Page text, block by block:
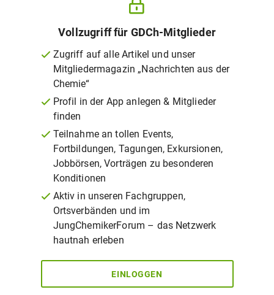
Vollzugriff für GDCh-Mitglieder
Zugriff auf alle Artikel und unser
Mitgliedermagazin „Nachrichten aus der
Chemie“
Profil in der App anlegen & Mitglieder
finden
Teilnahme an tollen Events,
Fortbildungen, Tagungen, Exkursionen,
Jobbörsen, Vorträgen zu besonderen
Konditionen
Aktiv in unseren Fachgruppen,
Ortsverbänden und im
JungChemikerForum – das Netzwerk
hautnah erleben
EINLOGGEN